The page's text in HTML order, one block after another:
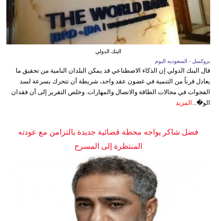
البنك الدولي
بروكسل - السعوديه اليوم
قال البنك الدولي إن الذكاء الاصطناعي قد يمكن البلدان النامية من تحقيق ما
يعادل قرناً من التنمية في غضون عقد واحد، شريطة أن تتحرك بسرعة لسد
الفجوات في مجالات الطاقة والاتصال والمهارات. وخلص التقرير إلى أن فقدان
الو�...
المزيد
فضل شاكر يواجه محطة قضائية جديدة بالتزامن مع عودته
المنتظرة إلى المسرح